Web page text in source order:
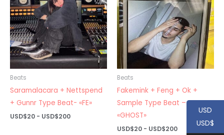
Beats
Saramalacara + Nettspend
+ Gunnr Type Beat- «FE»
USD$20 - USD$200Rango
Beats
Fakemink + Feng + Ok +
Sample Type Beat –
«GHOST»
USD$20 - USD$200Rango
USD
USD$